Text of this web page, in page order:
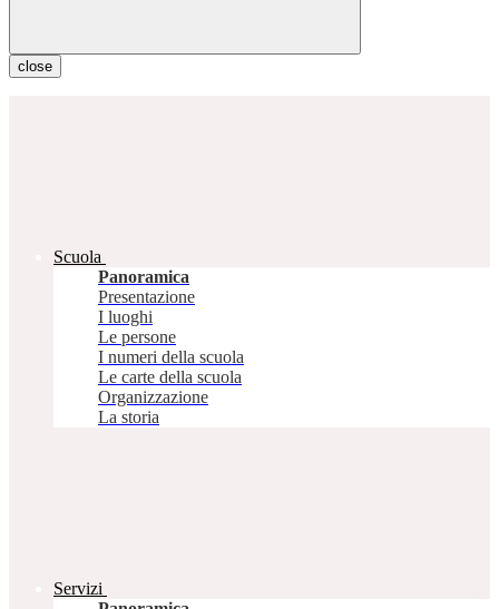
close
Scuola
Panoramica
Presentazione
I luoghi
Le persone
I numeri della scuola
Le carte della scuola
Organizzazione
La storia
Servizi